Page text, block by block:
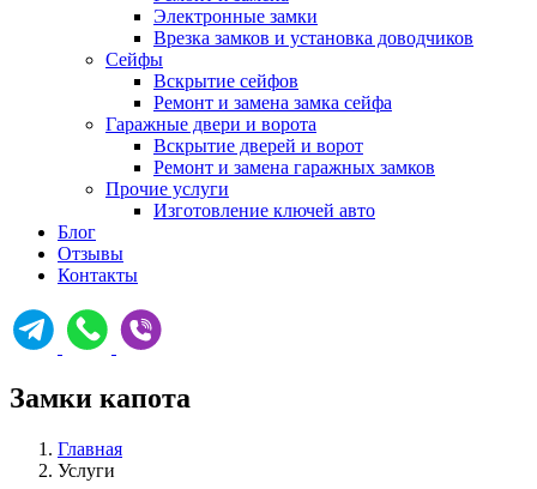
Электронные замки
Врезка замков и установка доводчиков
Сейфы
Вскрытие сейфов
Ремонт и замена замка сейфа
Гаражные двери и ворота
Вскрытие дверей и ворот
Ремонт и замена гаражных замков
Прочие услуги
Изготовление ключей авто
Блог
Отзывы
Контакты
Замки капота
Главная
Услуги